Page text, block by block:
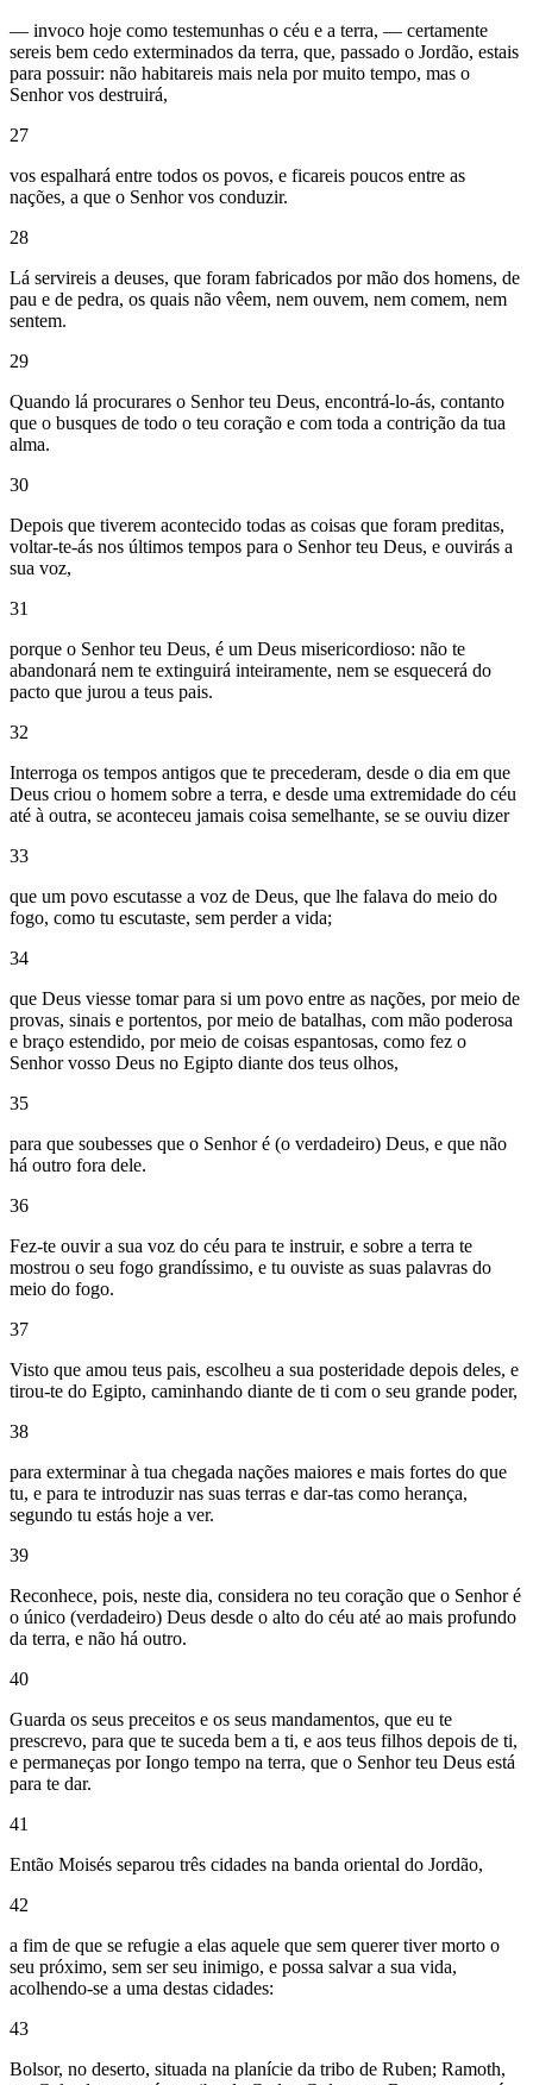
— invoco hoje como testemunhas o céu e a terra, — certamente
sereis bem cedo exterminados da terra, que, passado o Jordão, estais
para possuir: não habitareis mais nela por muito tempo, mas o
Senhor vos destruirá,
27
vos espalhará entre todos os povos, e ficareis poucos entre as
nações, a que o Senhor vos conduzir.
28
Lá servireis a deuses, que foram fabricados por mão dos homens, de
pau e de pedra, os quais não vêem, nem ouvem, nem comem, nem
sentem.
29
Quando lá procurares o Senhor teu Deus, encontrá-lo-ás, contanto
que o busques de todo o teu coração e com toda a contrição da tua
alma.
30
Depois que tiverem acontecido todas as coisas que foram preditas,
voltar-te-ás nos últimos tempos para o Senhor teu Deus, e ouvirás a
sua voz,
31
porque o Senhor teu Deus, é um Deus misericordioso: não te
abandonará nem te extinguirá inteiramente, nem se esquecerá do
pacto que jurou a teus pais.
32
Interroga os tempos antigos que te precederam, desde o dia em que
Deus criou o homem sobre a terra, e desde uma extremidade do céu
até à outra, se aconteceu jamais coisa semelhante, se se ouviu dizer
33
que um povo escutasse a voz de Deus, que lhe falava do meio do
fogo, como tu escutaste, sem perder a vida;
34
que Deus viesse tomar para si um povo entre as nações, por meio de
provas, sinais e portentos, por meio de batalhas, com mão poderosa
e braço estendido, por meio de coisas espantosas, como fez o
Senhor vosso Deus no Egipto diante dos teus olhos,
35
para que soubesses que o Senhor é (o verdadeiro) Deus, e que não
há outro fora dele.
36
Fez-te ouvir a sua voz do céu para te instruir, e sobre a terra te
mostrou o seu fogo grandíssimo, e tu ouviste as suas palavras do
meio do fogo.
37
Visto que amou teus pais, escolheu a sua posteridade depois deles, e
tirou-te do Egipto, caminhando diante de ti com o seu grande poder,
38
para exterminar à tua chegada nações maiores e mais fortes do que
tu, e para te introduzir nas suas terras e dar-tas como herança,
segundo tu estás hoje a ver.
39
Reconhece, pois, neste dia, considera no teu coração que o Senhor é
o único (verdadeiro) Deus desde o alto do céu até ao mais profundo
da terra, e não há outro.
40
Guarda os seus preceitos e os seus mandamentos, que eu te
prescrevo, para que te suceda bem a ti, e aos teus filhos depois de ti,
e permaneças por Iongo tempo na terra, que o Senhor teu Deus está
para te dar.
41
Então Moisés separou três cidades na banda oriental do Jordão,
42
a fim de que se refugie a elas aquele que sem querer tiver morto o
seu próximo, sem ser seu inimigo, e possa salvar a sua vida,
acolhendo-se a uma destas cidades:
43
Bolsor, no deserto, situada na planície da tribo de Ruben; Ramoth,